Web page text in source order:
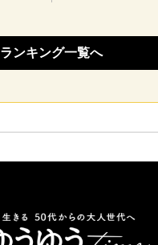
ランキング一覧へ